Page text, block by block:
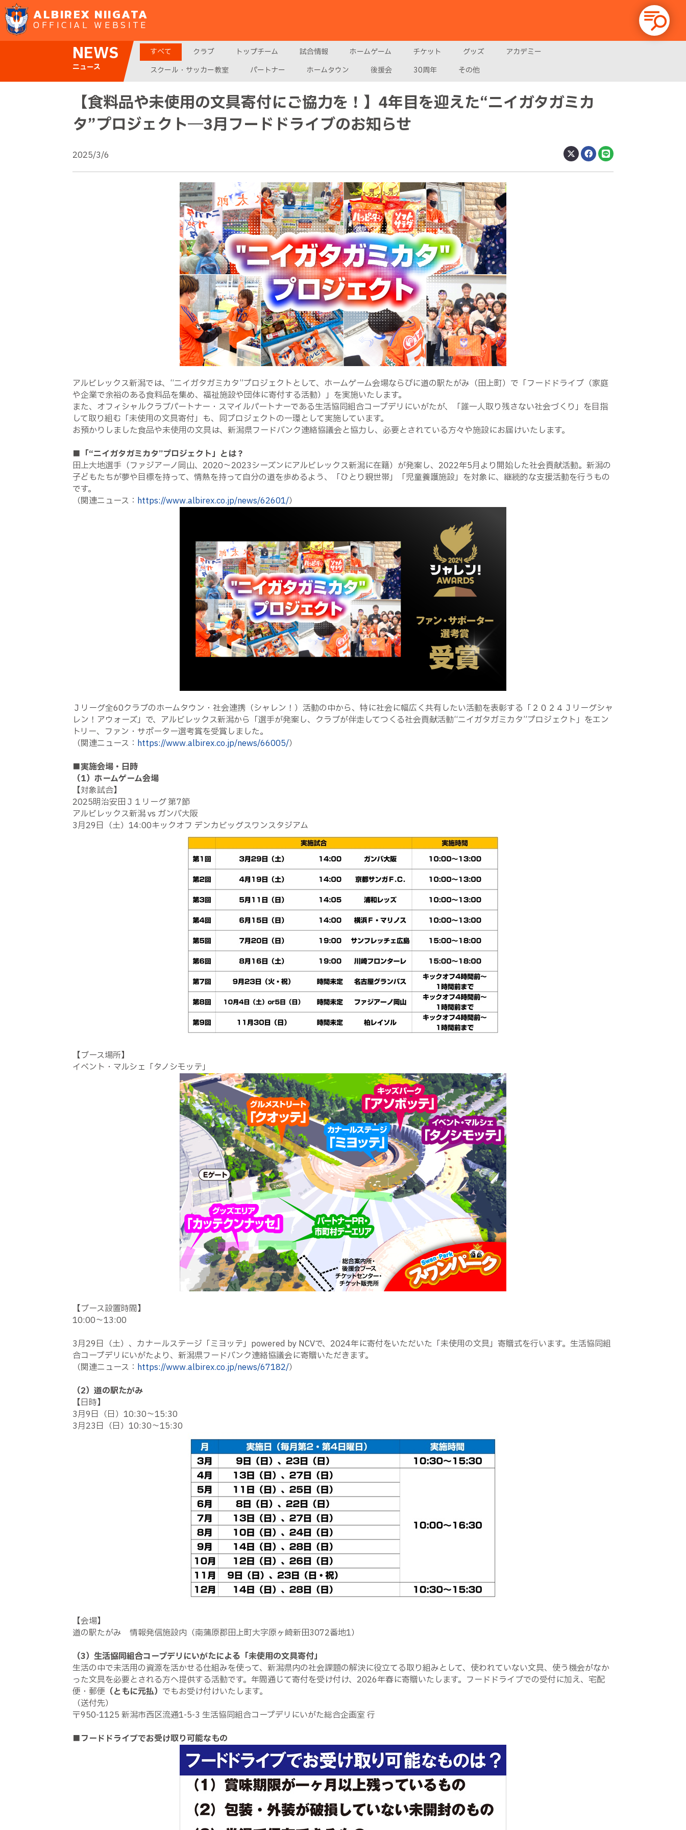
ALBIREX NIIGATA
OFFICIAL WEBSITE
NEWS
ニュース
すべて クラブ トップチーム 試合情報 ホームゲーム チケット グッズ
アカデミー
スクール・サッカー教室
パートナー ホームタウン 後援会 30周年 その他
【食料品や未使用の文具寄付にご協力を！】4年目を迎えた“ニイガタガミカ
タ”プロジェクト―3月フードドライブのお知らせ
2025/3/6
アルビレックス新潟では、“ニイガタガミカタ”プロジェクトとして、ホームゲーム会場ならびに道の駅たがみ（田上町）で「フードドライブ（家庭
や企業で余裕のある食料品を集め、福祉施設や団体に寄付する活動）」を実施いたします。
また、オフィシャルクラブパートナー・スマイルパートナーである生活協同組合コープデリにいがたが、「誰一人取り残さない社会づくり」を目指
して取り組む「未使用の文具寄付」も、同プロジェクトの一環として実施しています。
お預かりしました食品や未使用の文具は、新潟県フードバンク連絡協議会と協力し、必要とされている方々や施設にお届けいたします。
■「“ニイガタガミカタ”プロジェクト」とは？
田上大地選手（ファジアーノ岡山、2020～2023シーズンにアルビレックス新潟に在籍）が発案し、2022年5月より開始した社会貢献活動。新潟の
子どもたちが夢や目標を持って、情熱を持って自分の道を歩めるよう、「ひとり親世帯」「児童養護施設」を対象に、継続的な支援活動を行うもの
です。
（関連ニュース： https://www.albirex.co.jp/news/62601/）
Ｊリーグ全60クラブのホームタウン・社会連携（シャレン！）活動の中から、特に社会に幅広く共有したい活動を表彰する「２０２４Ｊリーグシャ
レン！アウォーズ」で、アルビレックス新潟から「選手が発案し、クラブが伴走してつくる社会貢献活動“ニイガタガミカタ”プロジェクト」をエン
トリー、ファン・サポーター選考賞を受賞しました。
（関連ニュース： https://www.albirex.co.jp/news/66005/）
■実施会場・日時
（1）ホームゲーム会場
【対象試合】
2025明治安田Ｊ１リーグ 第7節
アルビレックス新潟 vs ガンバ大阪
3月29日（土）14:00キックオフ デンカビッグスワンスタジアム
【ブース場所】
イベント・マルシェ「タノシモッテ」
【ブース設置時間】
10:00～13:00
3月29日（土）、カナールステージ「ミヨッテ」powered by NCVで、2024年に寄付をいただいた「未使用の文具」寄贈式を行います。生活協同組
合コープデリにいがたより、新潟県フードバンク連絡協議会に寄贈いただきます。
（関連ニュース： https://www.albirex.co.jp/news/67182/）
（2）道の駅たがみ
【日時】
3月9日（日）10:30～15:30
3月23日（日）10:30～15:30
【会場】
道の駅たがみ 情報発信施設内（南蒲原郡田上町大字原ヶ崎新田3072番地1）
（3）生活協同組合コープデリにいがたによる「未使用の文具寄付」
生活の中で未活用の資源を活かせる仕組みを使って、新潟県内の社会課題の解決に役立てる取り組みとして、使われていない文具、使う機会がなか
った文具を必要とされる方へ提供する活動です。年間通じて寄付を受け付け、2026年春に寄贈いたします。フードドライブでの受付に加え、宅配
便・郵便 （ともに元払） でもお受け付けいたします。
（送付先）
〒950-1125 新潟市西区流通1-5-3 生活協同組合コープデリにいがた総合企画室 行
■フードドライブでお受け取り可能なもの